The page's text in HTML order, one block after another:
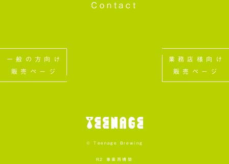
Contact
一般の方向け
販売ページ
業務店様向け
販売ページ
© Teenage Brewing
R2 事業再構築